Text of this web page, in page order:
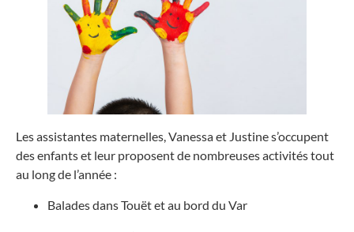
Les assistantes maternelles, Vanessa et Justine s’occupent
des enfants et leur proposent de nombreuses activités tout
au long de l’année :
Balades dans Touët et au bord du Var